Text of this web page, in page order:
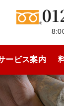
ービス案内